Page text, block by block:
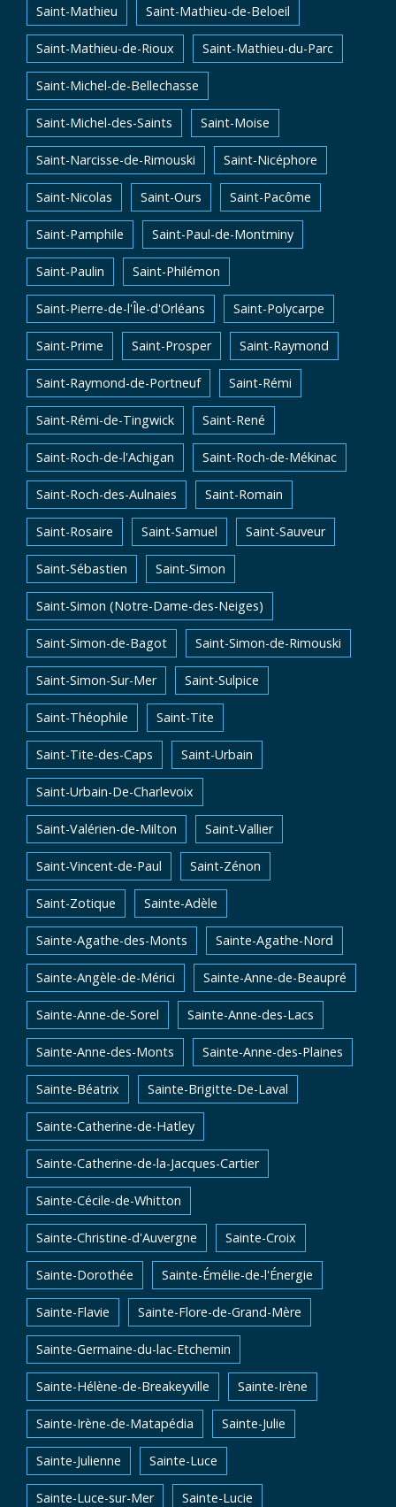
Saint-Mathieu Saint-Mathieu-de-Beloeil
Saint-Mathieu-de-Rioux Saint-Mathieu-du-Parc
Saint-Michel-de-Bellechasse
Saint-Michel-des-Saints Saint-Moise
Saint-Narcisse-de-Rimouski Saint-Nicéphore
Saint-Nicolas Saint-Ours Saint-Pacôme
Saint-Pamphile Saint-Paul-de-Montminy
Saint-Paulin Saint-Philémon
Saint-Pierre-de-l'Île-d'Orléans Saint-Polycarpe
Saint-Prime Saint-Prosper Saint-Raymond
Saint-Raymond-de-Portneuf Saint-Rémi
Saint-Rémi-de-Tingwick Saint-René
Saint-Roch-de-l'Achigan Saint-Roch-de-Mékinac
Saint-Roch-des-Aulnaies Saint-Romain
Saint-Rosaire Saint-Samuel Saint-Sauveur
Saint-Sébastien Saint-Simon
Saint-Simon (Notre-Dame-des-Neiges)
Saint-Simon-de-Bagot Saint-Simon-de-Rimouski
Saint-Simon-Sur-Mer Saint-Sulpice
Saint-Théophile Saint-Tite
Saint-Tite-des-Caps Saint-Urbain
Saint-Urbain-De-Charlevoix
Saint-Valérien-de-Milton Saint-Vallier
Saint-Vincent-de-Paul Saint-Zénon
Saint-Zotique Sainte-Adèle
Sainte-Agathe-des-Monts Sainte-Agathe-Nord
Sainte-Angèle-de-Mérici Sainte-Anne-de-Beaupré
Sainte-Anne-de-Sorel Sainte-Anne-des-Lacs
Sainte-Anne-des-Monts Sainte-Anne-des-Plaines
Sainte-Béatrix Sainte-Brigitte-De-Laval
Sainte-Catherine-de-Hatley
Sainte-Catherine-de-la-Jacques-Cartier
Sainte-Cécile-de-Whitton
Sainte-Christine-d'Auvergne Sainte-Croix
Sainte-Dorothée Sainte-Émélie-de-l'Énergie
Sainte-Flavie Sainte-Flore-de-Grand-Mère
Sainte-Germaine-du-lac-Etchemin
Sainte-Hélène-de-Breakeyville Sainte-Irène
Sainte-Irène-de-Matapédia Sainte-Julie
Sainte-Julienne Sainte-Luce
Sainte-Luce-sur-Mer Sainte-Lucie